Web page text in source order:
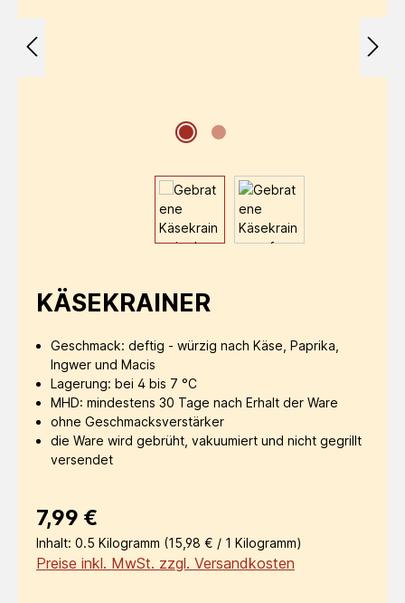
KÄSEKRAINER
Geschmack: deftig - würzig nach Käse, Paprika,
Ingwer und Macis
Lagerung: bei 4 bis 7 °C
MHD: mindestens 30 Tage nach Erhalt der Ware
ohne Geschmacksverstärker
die Ware wird gebrüht, vakuumiert und nicht gegrillt
versendet
Regulärer Preis:
7,99 €
Inhalt: 0.5 Kilogramm (15,98 € / 1 Kilogramm)
Preise inkl. MwSt. zzgl. Versandkosten